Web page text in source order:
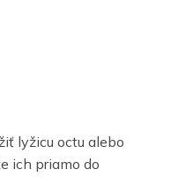
lyžicu octu alebo
ich priamo do